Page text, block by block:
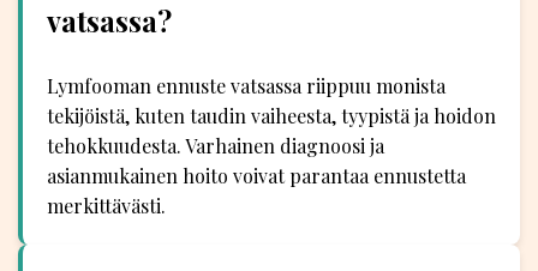
vatsassa?
Lymfooman ennuste vatsassa riippuu monista
tekijöistä, kuten taudin vaiheesta, tyypistä ja hoidon
tehokkuudesta. Varhainen diagnoosi ja
asianmukainen hoito voivat parantaa ennustetta
merkittävästi.